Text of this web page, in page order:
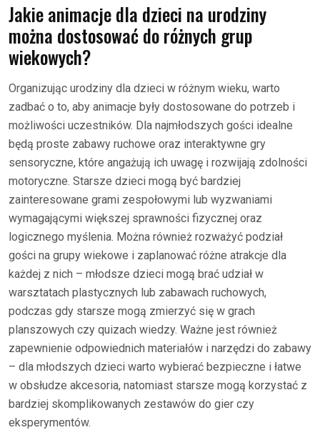
Jakie animacje dla dzieci na urodziny
można dostosować do różnych grup
wiekowych?
Organizując urodziny dla dzieci w różnym wieku, warto
zadbać o to, aby animacje były dostosowane do potrzeb i
możliwości uczestników. Dla najmłodszych gości idealne
będą proste zabawy ruchowe oraz interaktywne gry
sensoryczne, które angażują ich uwagę i rozwijają zdolności
motoryczne. Starsze dzieci mogą być bardziej
zainteresowane grami zespołowymi lub wyzwaniami
wymagającymi większej sprawności fizycznej oraz
logicznego myślenia. Można również rozważyć podział
gości na grupy wiekowe i zaplanować różne atrakcje dla
każdej z nich – młodsze dzieci mogą brać udział w
warsztatach plastycznych lub zabawach ruchowych,
podczas gdy starsze mogą zmierzyć się w grach
planszowych czy quizach wiedzy. Ważne jest również
zapewnienie odpowiednich materiałów i narzędzi do zabawy
– dla młodszych dzieci warto wybierać bezpieczne i łatwe
w obsłudze akcesoria, natomiast starsze mogą korzystać z
bardziej skomplikowanych zestawów do gier czy
eksperymentów.